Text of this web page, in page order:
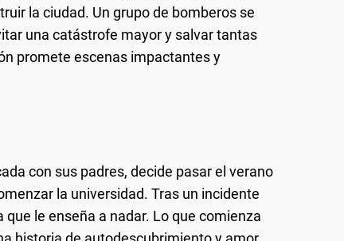
la ciudad. Un grupo de bomberos se
una catástrofe mayor y salvar tantas
promete escenas impactantes y
con sus padres, decide pasar el verano
la universidad. Tras un incidente
le enseña a nadar. Lo que comienza